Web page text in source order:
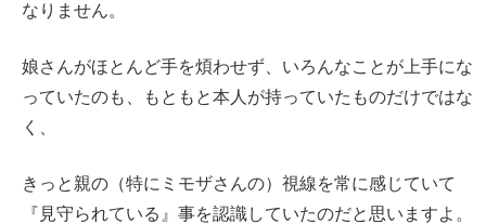
なりません。
娘さんがほとんど手を煩わせず、いろんなことが上手にな
っていたのも、もともと本人が持っていたものだけではな
く、
きっと親の（特にミモザさんの）視線を常に感じていて
『見守られている』事を認識していたのだと思いますよ。